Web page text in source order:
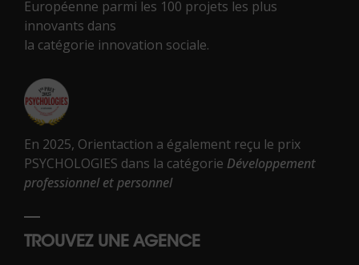
Européenne parmi les 100 projets les plus
innovants dans
la catégorie innovation sociale.
En 2025, Orientaction a également reçu le prix
PSYCHOLOGIES dans la catégorie Développement
professionnel et personnel
TROUVEZ UNE AGENCE